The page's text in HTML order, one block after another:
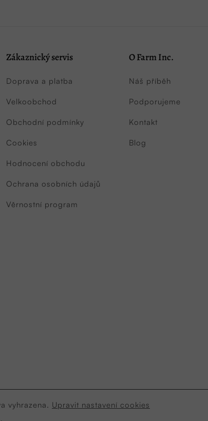
Zákaznický servis
Doprava a platba
Velkoobchod
Obchodní podmínky
Cookies
Hodnocení obchodu
Ochrana osobních údajů
Věrnostní program
O Farm Inc.
Náš příběh
Podporujeme
Kontakt
Blog
vyhrazena. Upravit nastavení cookies